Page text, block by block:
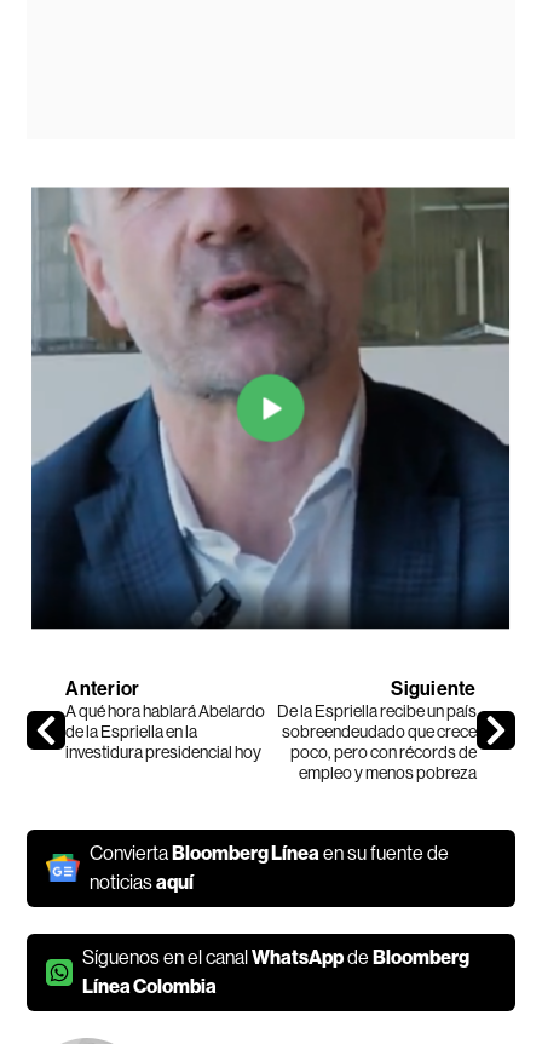
Anterior
A qué hora hablará Abelardo
de la Espriella en la
investidura presidencial hoy
Siguiente
De la Espriella recibe un país
sobreendeudado que crece
poco, pero con récords de
empleo y menos pobreza
ConviertaBloomberg Línea en su fuente de
noticiasaquí
Síguenos en el canalWhatsAppdeBloomberg
Línea Colombia